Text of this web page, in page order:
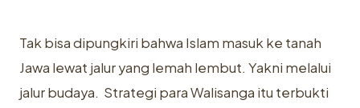
Tak bisa dipungkiri bahwa Islam masuk ke tanah
Jawa lewat jalur yang lemah lembut. Yakni melalui
jalur budaya. Strategi para Walisanga itu terbukti